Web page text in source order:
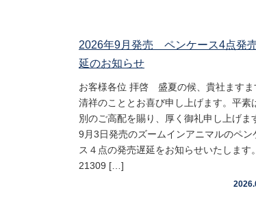
2026年9月発売 ペンケース4点発
延のお知らせ
お客様各位 拝啓 盛夏の候、貴社ますま
清祥のこととお喜び申し上げます。平素
別のご高配を賜り、厚く御礼申し上げま
9月3日発売のズームインアニマルのペン
ス４点の発売遅延をお知らせいたします
21309 […]